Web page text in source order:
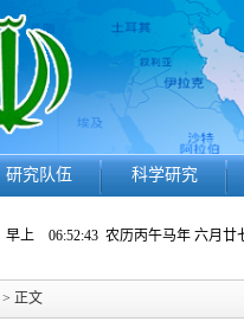
研究队伍 科学研究
早上 06:52:44 农历丙午马年 六月廿
> 正文